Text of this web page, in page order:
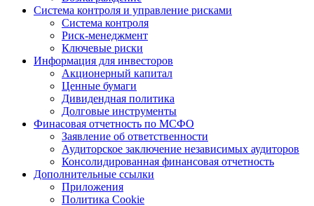
Система контроля и управление рисками
Система контроля
Риск-менеджмент
Ключевые риски
Информация для инвесторов
Акционерный капитал
Ценные бумаги
Дивидендная политика
Долговые инструменты
Финасовая отчетность по МСФО
Заявление об ответственности
Аудиторское заключение независимых аудиторов
Консолидированная финансовая отчетность
Дополнительные ссылки
Приложения
Политика Cookie